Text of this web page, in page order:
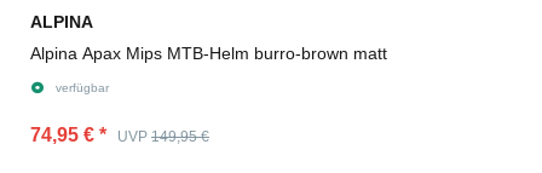
ALPINA
Alpina Apax Mips MTB-Helm burro-brown matt
verfügbar
74,95 € * UVP 149,95 €